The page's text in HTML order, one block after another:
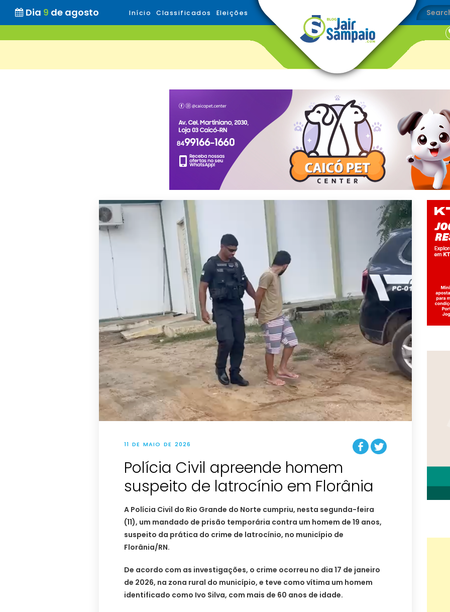
Dia 9 de agosto Início Classificados Eleições
11 DE MAIO DE 2026
Polícia Civil apreende homem
suspeito de latrocínio em Florânia
A Polícia Civil do Rio Grande do Norte cumpriu, nesta segunda-feira
(11), um mandado de prisão temporária contra um homem de 19 anos,
suspeito da prática do crime de latrocínio, no município de
Florânia/RN.
De acordo com as investigações, o crime ocorreu no dia 17 de janeiro
de 2026, na zona rural do município, e teve como vítima um homem
identificado como Ivo Silva, com mais de 60 anos de idade.